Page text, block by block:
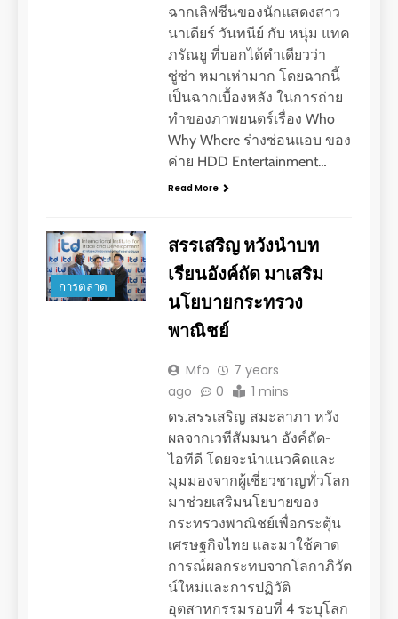
ฉากเลิฟซีนของนักแสดงสาว
นาเดียร์ วันทนีย์ กับ หนุ่ม แทค
ภรัณยู ที่บอกได้คำเดียวว่า
ซู่ซ่า หมาเห่ามาก โดยฉากนี้
เป็นฉากเบื้องหลัง ในการถ่าย
ทำของภาพยนตร์เรื่อง Who
Why Where ร่างซ่อนแอบ ของ
ค่าย HDD Entertainment…
Read More
การตลาด
สรรเสริญ หวังนำบท
เรียนอังค์ถัด​ มาเสริม
นโยบายกระทรวง
พาณิชย์
Mfo
7 years
ago
0 1 mins
ดร.สรรเสริญ สมะลาภา หวัง
ผลจากเวทีสัมมนา อังค์ถัด-
ไอทีดี โดยจะนำแนวคิดและ
มุมมองจากผู้เชี่ยวชาญทั่วโลก
มาช่วยเสริมนโยบายของ
กระทรวงพาณิชย์เพื่อกระตุ้น
เศรษฐกิจไทย และมาใช้คาด
การณ์ผลกระทบจากโลกาภิวัต
น์ใหม่และการปฏิวัติ
อุตสาหกรรมรอบที่ 4 ระบุโลก